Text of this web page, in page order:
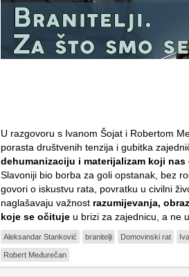
U razgovoru s Ivanom Šojat i Robertom
porasta društvenih tenzija i gubitka
dehumanizaciju i materijalizam koji
Slavoniji bio borba za goli opstanak, bez
govori o iskustvu rata, povratku u civilni
naglašavaju važnost razumijevanja,
koje se očituje u brizi za zajednicu, a ne
Aleksandar Stanković branitelji Domovinski rat
Robert Međurečan